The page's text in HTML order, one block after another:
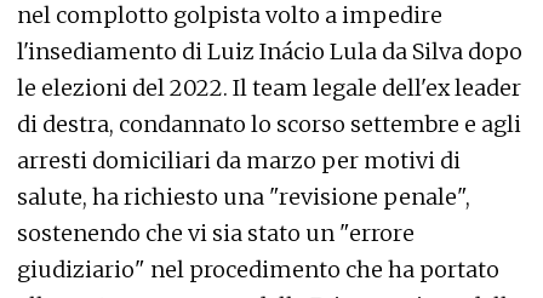
nel complotto golpista volto a impedire
l'insediamento di Luiz Inácio Lula da Silva dopo
le elezioni del 2022. Il team legale dell'ex leader
di destra, condannato lo scorso settembre e agli
arresti domiciliari da marzo per motivi di
salute, ha richiesto una "revisione penale",
sostenendo che vi sia stato un "errore
giudiziario" nel procedimento che ha portato